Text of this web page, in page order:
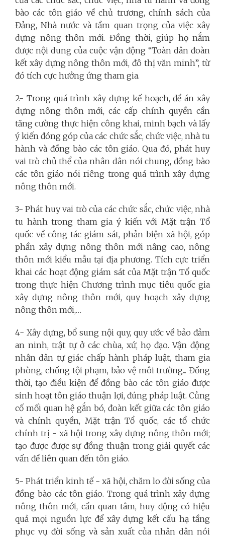
bào các tôn giáo về chủ trương, chính sách của
Đảng, Nhà nước và tầm quan trọng của việc xây
dựng nông thôn mới. Đồng thời, giúp họ nắm
được nội dung của cuộc vận động “Toàn dân đoàn
kết xây dựng nông thôn mới, đô thị văn minh”, từ
đó tích cực hưởng ứng tham gia.
2- Trong quá trình xây dựng kế hoạch, đề án xây
dựng nông thôn mới, các cấp chính quyền cần
tăng cường thực hiện công khai, minh bạch và lấy
ý kiến đóng góp của các chức sắc, chức việc, nhà tu
hành và đồng bào các tôn giáo. Qua đó, phát huy
vai trò chủ thể của nhân dân nói chung, đồng bào
các tôn giáo nói riêng trong quá trình xây dựng
nông thôn mới.
3- Phát huy vai trò của các chức sắc, chức việc, nhà
tu hành trong tham gia ý kiến với Mặt trận Tổ
quốc về công tác giám sát, phản biện xã hội, góp
phần xây dựng nông thôn mới nâng cao, nông
thôn mới kiểu mẫu tại địa phương. Tích cực triển
khai các hoạt động giám sát của Mặt trận Tổ quốc
trong thực hiện Chương trình mục tiêu quốc gia
xây dựng nông thôn mới, quy hoạch xây dựng
nông thôn mới,…
4- Xây dựng, bổ sung nội quy, quy ước về bảo đảm
an ninh, trật tự ở các chùa, xứ, họ đạo. Vận động
nhân dân tự giác chấp hành pháp luật, tham gia
phòng, chống tội phạm, bảo vệ môi trường... Đồng
thời, tạo điều kiện để đồng bào các tôn giáo được
sinh hoạt tôn giáo thuận lợi, đúng pháp luật. Củng
cố mối quan hệ gắn bó, đoàn kết giữa các tôn giáo
và chính quyền, Mặt trận Tổ quốc, các tổ chức
chính trị - xã hội trong xây dựng nông thôn mới;
tạo được được sự đồng thuận trong giải quyết các
vấn đề liên quan đến tôn giáo.
5- Phát triển kinh tế - xã hội, chăm lo đời sống của
đồng bào các tôn giáo. Trong quá trình xây dựng
nông thôn mới, cần quan tâm, huy động có hiệu
quả mọi nguồn lực để xây dựng kết cấu hạ tầng
phục vụ đời sống và sản xuất của nhân dân nói